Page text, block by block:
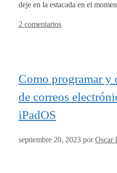
deje en la estacada en el
2 comentarios
Como programar y
de correos
iPadOS
septiembre 20, 2023 porOscar